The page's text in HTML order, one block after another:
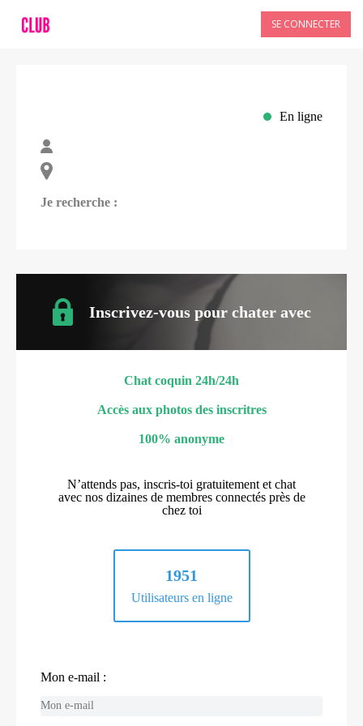
SE CONNECTER
En ligne
Je recherche :
Inscrivez-vous pour chater avec
Chat coquin 24h/24h
Accès aux photos des inscritres
100% anonyme
N’attends pas, inscris-toi gratuitement et chat
avec nos dizaines de membres connectés près de
chez toi
1951
Utilisateurs en ligne
Mon e-mail :